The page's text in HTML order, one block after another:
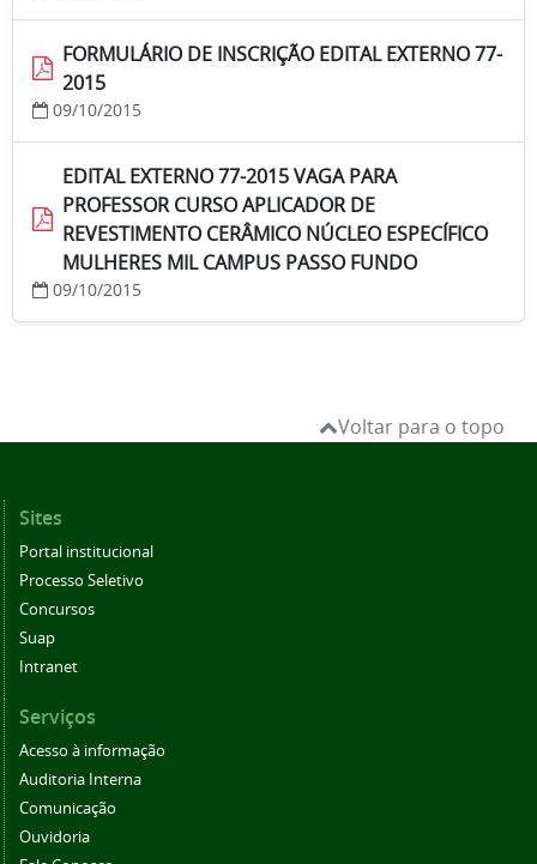
FORMULÁRIO DE INSCRIÇÃO EDITAL EXTERNO 77-
2015
09/10/2015
EDITAL EXTERNO 77-2015 VAGA PARA
PROFESSOR CURSO APLICADOR DE
REVESTIMENTO CERÂMICO NÚCLEO ESPECÍFICO
MULHERES MIL CAMPUS PASSO FUNDO
09/10/2015
Voltar para o topo
Sites
Portal institucional
Processo Seletivo
Concursos
Suap
Intranet
Serviços
Acesso à informação
Auditoria Interna
Comunicação
Ouvidoria